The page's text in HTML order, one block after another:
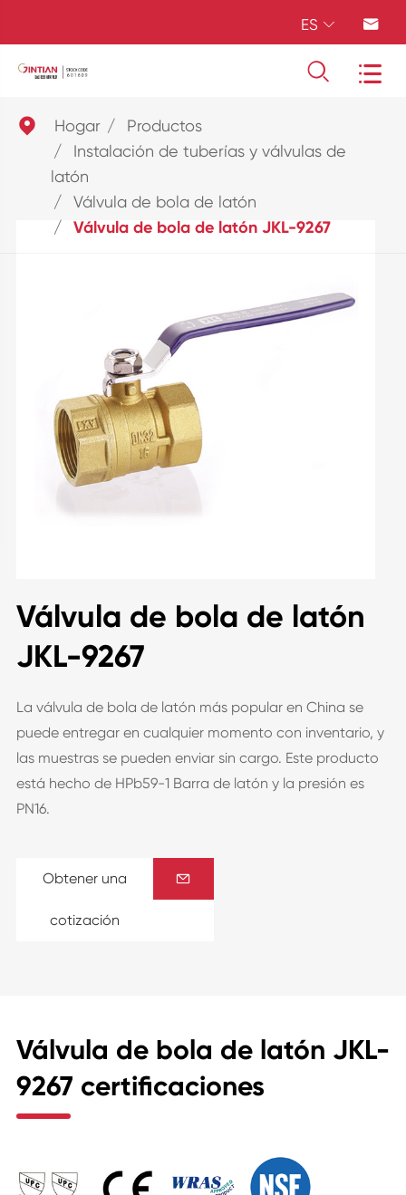
ES  
 
 Hogar
Productos
Instalación de tuberías y válvulas de
latón
Válvula de bola de latón
Válvula de bola de latón JKL-9267
Válvula de bola de latón
JKL-9267
La válvula de bola de latón más popular en China se
puede entregar en cualquier momento con inventario, y
las muestras se pueden enviar sin cargo. Este producto
está hecho de HPb59-1 Barra de latón y la presión es
PN16.
Obtener una
cotización

Válvula de bola de latón JKL-
9267 certificaciones